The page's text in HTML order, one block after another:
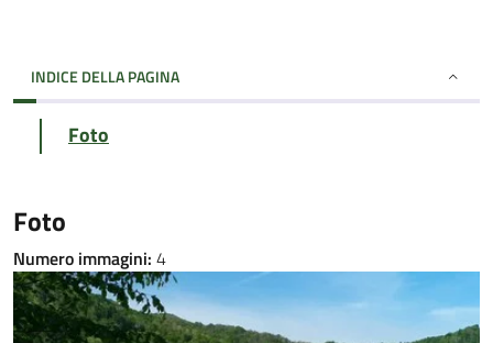
INDICE DELLA PAGINA
Foto
Foto
Numero immagini: 4